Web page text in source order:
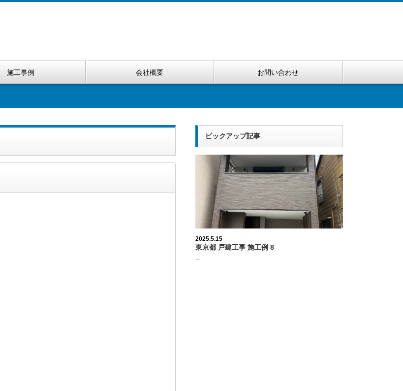
施工事例 会社概要 お問い合わせ
ピックアップ記事
2025.5.15
東京都 戸建工事 施工例 8
...